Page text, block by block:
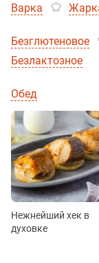
Варка
Безглютеновое
Безлактозное
Обед
Нежнейший хек в
духовке